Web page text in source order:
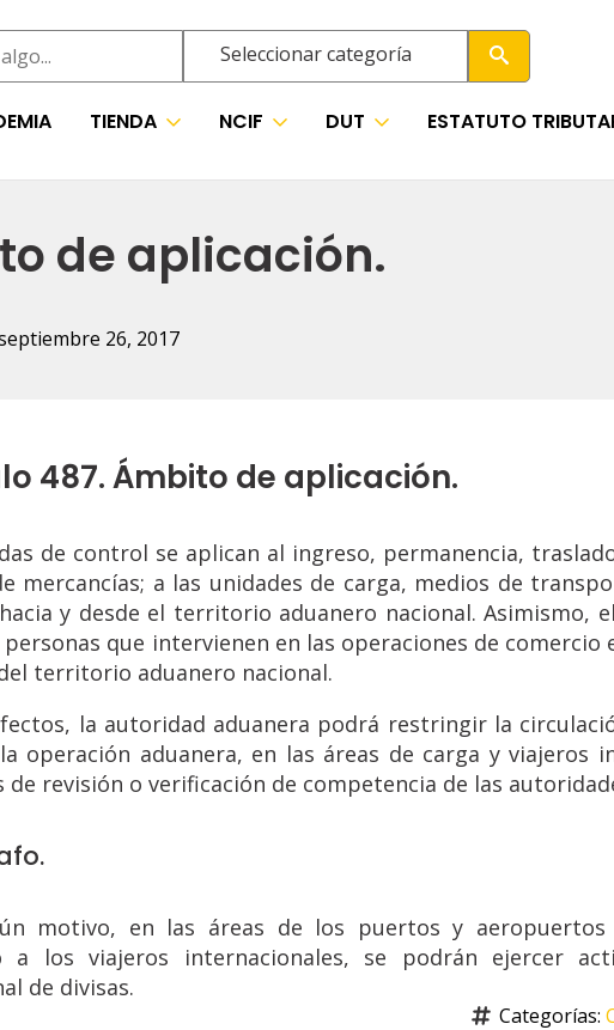
Seleccionar categoría
TIENDA NCIF DUT ESTATUTO
de aplicación.
26, 2017
487. Ámbito de aplicación.
de control se aplican al ingreso, permanencia,
mercancías; a las unidades de carga, medios de
y desde el territorio aduanero nacional. Asimismo,
que intervienen en las operaciones de
territorio aduanero nacional.
la autoridad aduanera podrá restringir la
operación aduanera, en las áreas de carga y viajeros
de revisión o verificación de competencia de las
motivo, en las áreas de los puertos y
a los viajeros internacionales, se podrán ejercer
de divisas.
Categorías: